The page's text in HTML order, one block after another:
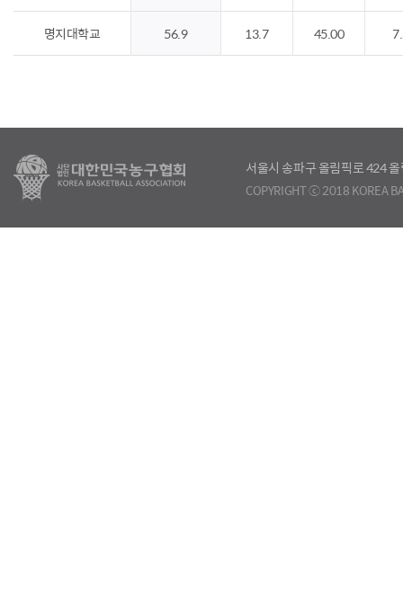
명지대학교 56.9 13.7 45.00
서울시 송파구 올림픽로 424
COPYRIGHT ⓒ 2018 KOREA